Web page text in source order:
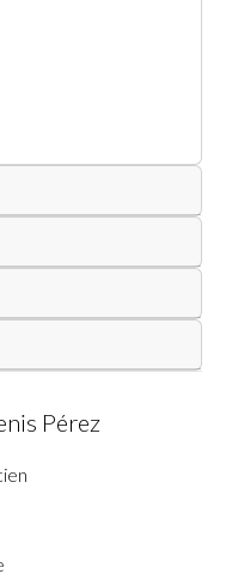
Pérez